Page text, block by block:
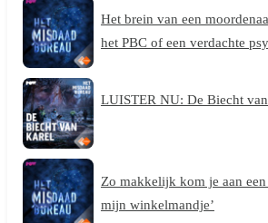
Het brein van een
het PBC of een verdachte
LUISTER NU: De Biecht
Zo makkelijk kom je aan
mijn winkelmandje’